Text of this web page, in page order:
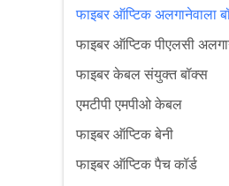
फाइबर ऑप्टिक अलगानेवाला
फाइबर ऑप्टिक पीएलसी
फाइबर केबल संयुक्त बॉक्स
एमटीपी एमपीओ केबल
फाइबर ऑप्टिक बेनी
फाइबर ऑप्टिक पैच कॉर्ड